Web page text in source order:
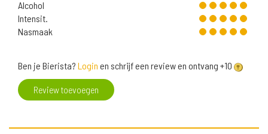
Alcohol
Intensit.
Nasmaak
Ben je Bierista? Login en schrijf een review en ontvang +10
Review toevoegen